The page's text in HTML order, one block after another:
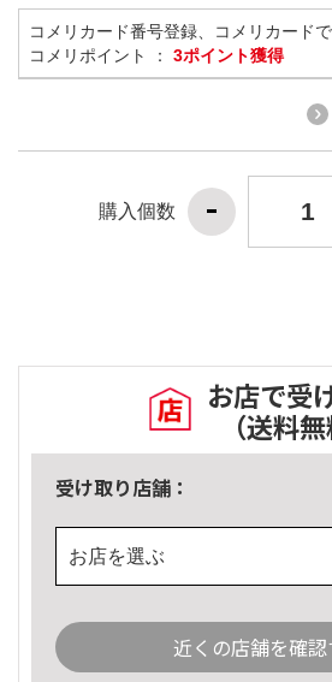
コメリカード番号登録、コメリカード
コメリポイント ： 3ポイント獲得
購入個数
お店で受
（送料無
受け取り店舗：
お店を選ぶ
近くの店舗を確認